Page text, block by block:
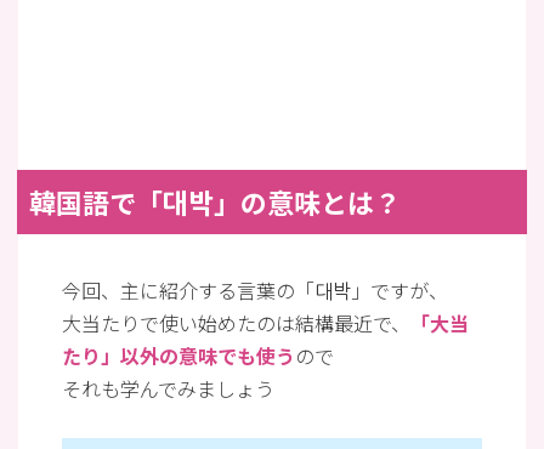
韓国語で「대박」の意味とは？
今回、主に紹介する言葉の「대박」ですが、
大当たりで使い始めたのは結構最近で、
「大当
たり」以外の意味でも使う ので
それも学んでみましょう